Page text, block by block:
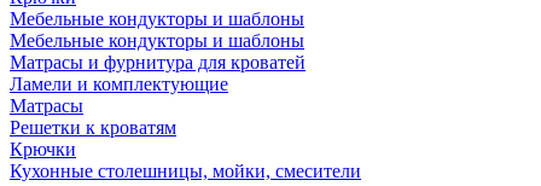
Мебельные кондукторы и шаблоны
Мебельные кондукторы и шаблоны
Матрасы и фурнитура для кроватей
Ламели и комплектующие
Матрасы
Решетки к кроватям
Крючки
Кухонные столешницы, мойки, смесители